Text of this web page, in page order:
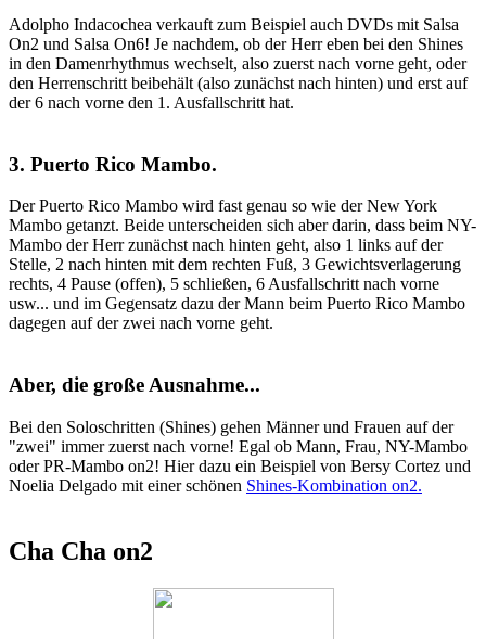
Adolpho Indacochea verkauft zum Beispiel auch DVDs mit Salsa
On2 und Salsa On6! Je nachdem, ob der Herr eben bei den Shines
in den Damenrhythmus wechselt, also zuerst nach vorne geht, oder
den Herrenschritt beibehält (also zunächst nach hinten) und erst auf
der 6 nach vorne den 1. Ausfallschritt hat.
3. Puerto Rico Mambo.
Der Puerto Rico Mambo wird fast genau so wie der New York
Mambo getanzt. Beide unterscheiden sich aber darin, dass beim NY-
Mambo der Herr zunächst nach hinten geht, also 1 links auf der
Stelle, 2 nach hinten mit dem rechten Fuß, 3 Gewichtsverlagerung
rechts, 4 Pause (offen), 5 schließen, 6 Ausfallschritt nach vorne
usw... und im Gegensatz dazu der Mann beim Puerto Rico Mambo
dagegen auf der zwei nach vorne geht.
Aber, die große Ausnahme...
Bei den Soloschritten (Shines) gehen Männer und Frauen auf der
"zwei" immer zuerst nach vorne! Egal ob Mann, Frau, NY-Mambo
oder PR-Mambo on2! Hier dazu ein Beispiel von Bersy Cortez und
Noelia Delgado mit einer schönen Shines-Kombination on2.
Cha Cha on2